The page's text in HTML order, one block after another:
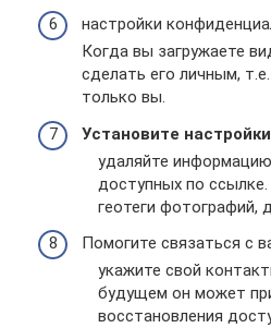
настройки
Когда вы загружаете
сделать его личным,
только вы.
Установите
удаляйте
доступных по
геотеги фотографий,
Помогите связаться с
укажите свой
будущем он может
восстановления